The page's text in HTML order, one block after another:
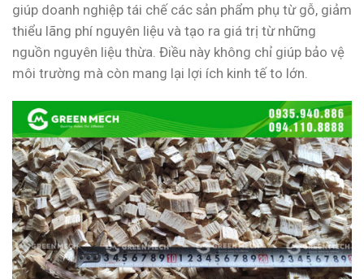
giúp doanh nghiệp tái chế các sản phẩm phụ từ gỗ, giảm
thiểu lãng phí nguyên liệu và tạo ra giá trị từ những
nguồn nguyên liệu thừa. Điều này không chỉ giúp bảo vệ
môi trường mà còn mang lại lợi ích kinh tế to lớn.